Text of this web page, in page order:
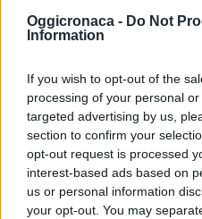
Oggicronaca - Do Not
Information
If you wish to opt-out of the
processing of your personal
targeted advertising by us,
section to confirm your
opt-out request is processed
interest-based ads based on
us or personal information
your opt-out. You may
VALUTARE: